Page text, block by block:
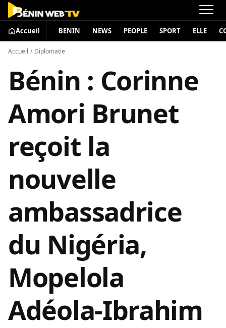
Accueil BENIN NEWS PEOPLE SPORT ELLE
Accueil / Diplomatie
Bénin : Corinne
Amori Brunet
reçoit la
nouvelle
ambassadrice
du Nigéria,
Mopelola
Adéola-Ibrahim